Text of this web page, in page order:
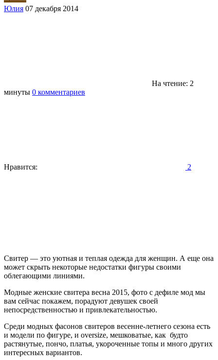
Юлия 07 декабря 2014
На чтение: 2
минуты 0 комментариев
Нравится: 2
Свитер — это уютная и теплая одежда для женщин. А еще она
может скрыть некоторые недостатки фигуры своими
облегающими линиями.
Модные женские свитера весна 2015, фото с дефиле мод мы
вам сейчас покажем, порадуют девушек своей
непосредственностью и привлекательностью.
Среди модных фасонов свитеров весенне-летнего сезона есть
и модели по фигуре, и oversize, мешковатые, как будто
растянутые, пончо, платья, укороченные топы и много других
интересных вариантов.